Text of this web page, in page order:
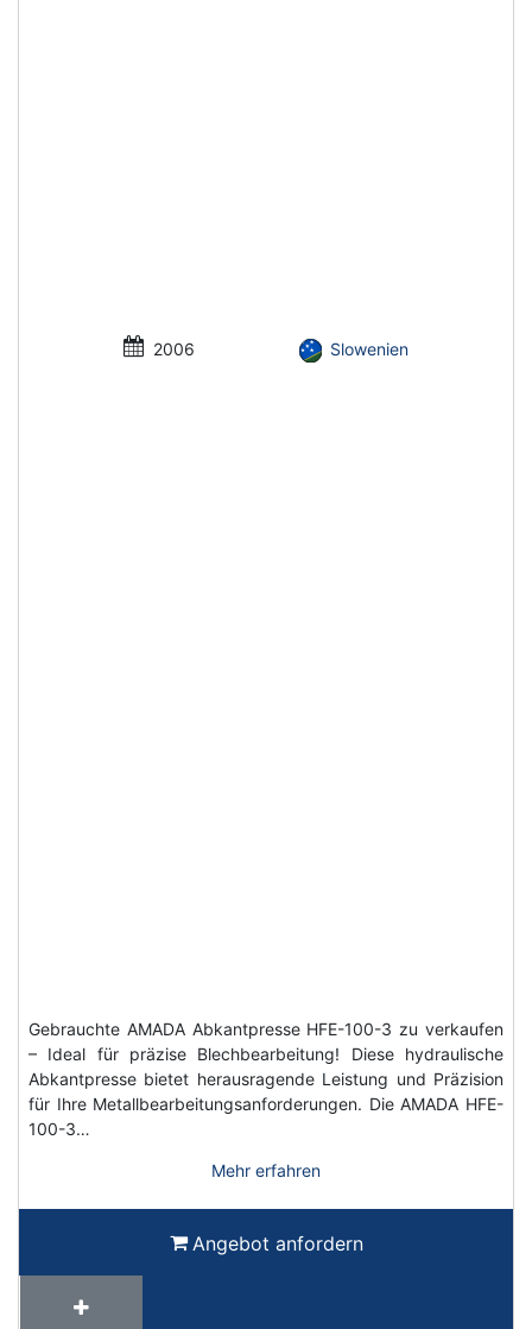
2006 Slowenien
Gebrauchte AMADA Abkantpresse HFE-100-3 zu verkaufen
– Ideal für präzise Blechbearbeitung! Diese hydraulische
Abkantpresse bietet herausragende Leistung und Präzision
für Ihre Metallbearbeitungsanforderungen. Die AMADA HFE-
100-3…
Mehr erfahren
Angebot anfordern